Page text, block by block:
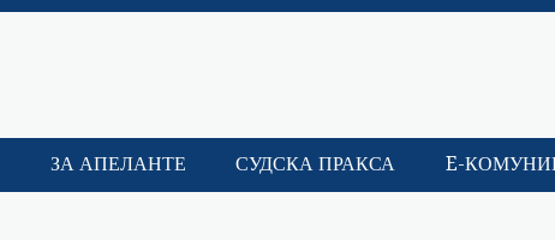
ЗА АПЕЛАНТЕ СУДСКА ПРАКСА E-